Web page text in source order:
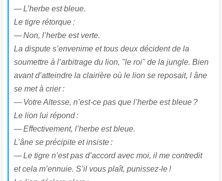
— L’herbe est bleue.
Le tigre rétorque :
— Non, l’herbe est verte.
La dispute s’envenime et tous deux décident de la
soumettre à l’arbitrage du lion, "le roi" de la jungle. Bien
avant d’atteindre la clairière où le lion se reposait, l âne
se met à crier :
— Votre Altesse, n’est-ce pas que l’herbe est bleue ?
Le lion lui répond :
— Effectivement, l’herbe est bleue.
L’âne se précipite et insiste :
— Le tigre n’est pas d’accord avec moi, il me contredit
et cela m’ennuie. S’il vous plaît, punissez-le !